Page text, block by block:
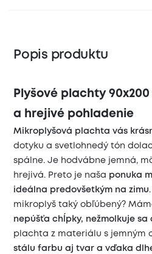
Popis produktu
Plyšové plachty
a hrejivé pohladenie
Mikroplyšová plachta vás
dotyku a svetlohnedý tón
spálne. Je hodvábne jemná,
hrejivá. Preto je naša
ponuka
ideálna predovšetkým na zimu
mikroplyš taký obľúbený?
nepúšťa chĺpky, nežmolkuje sa
plachta z materiálu s jemným
stálu farbu aj tvar a vďaka